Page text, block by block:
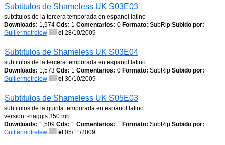
Subtitulos de Shameless UK S03E03
subtitulos de la tercera temporada en espanol latino
Downloads: 1,574 Cds: 1 Comentarios: 0 Formato: SubRip Subido por:
Guillermotrelew
el 28/10/2009
Subtitulos de Shameless UK S03E04
subtitulos de la tercera temporada en espanol latino
Downloads: 1,573 Cds: 1 Comentarios: 0 Formato: SubRip Subido por:
Guillermotrelew
el 30/10/2009
Subtitulos de Shameless UK S05E03
subtitulos de la quinta temporada en espanol latino
version: -haggis 350 mb
Downloads: 1,509 Cds: 1 Comentarios: 1 Formato: SubRip Subido por:
Guillermotrelew
el 05/11/2009